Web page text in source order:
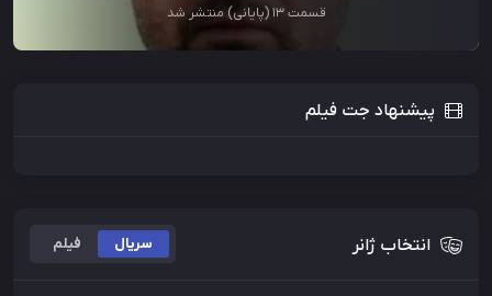
قسمت 13 (پایانی) منتشر شد
پیشنهاد جت فیلم
انتخاب ژانر سریال فیلم